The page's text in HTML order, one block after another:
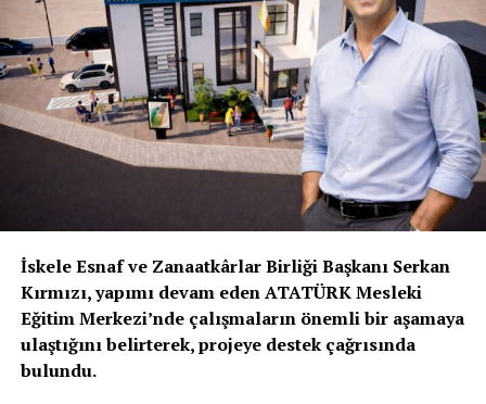
İskele Esnaf ve Zanaatkârlar Birliği Başkanı Serkan
Kırmızı, yapımı devam eden ATATÜRK Mesleki
Eğitim Merkezi’nde çalışmaların önemli bir aşamaya
ulaştığını belirterek, projeye destek çağrısında
bulundu.